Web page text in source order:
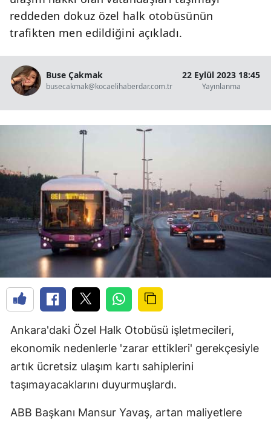
reddeden dokuz özel halk otobüsünün
trafikten men edildiğini açıkladı.
Buse Çakmak
busecakmak@kocaelihaberdar.com.tr
22 Eylül 2023 18:45
Yayınlanma
Ankara'daki Özel Halk Otobüsü işletmecileri,
ekonomik nedenlerle 'zarar ettikleri' gerekçesiyle
artık ücretsiz ulaşım kartı sahiplerini
taşımayacaklarını duyurmuşlardı.
ABB Başkanı Mansur Yavaş, artan maliyetlere